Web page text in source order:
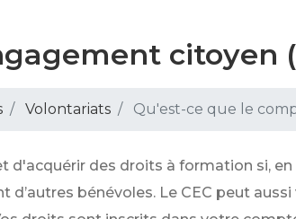
citoyen
Volontariats Qu'est-ce que le
des droits à formation si,
d’autres bénévoles. Le CEC peut